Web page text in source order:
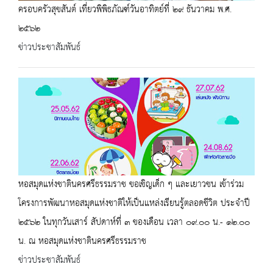
ครอบครัวสุขสันต์ เที่ยวพิพิธภัณฑ์วันอาทิตย์ที่ ๒๙ ธันวาคม พ.ศ.
๒๕๖๒
ข่าวประชาสัมพันธ์
หอสมุดแห่งชาตินครศรีธรรมราช ขอเชิญเด็ก ๆ และเยาวชน เข้าร่วม
โครงการพัฒนาหอสมุดแห่งชาติให้เป็นแหล่งเรียนรู้ตลอดชีวิต ประจำปี
๒๕๖๒ ในทุกวันเสาร์ สัปดาห์ที่ ๓ ของเดือน เวลา ๐๙.๐๐ น.- ๑๒.๐๐
น. ณ หอสมุดแห่งชาตินครศรีธรรมราช
ข่าวประชาสัมพันธ์